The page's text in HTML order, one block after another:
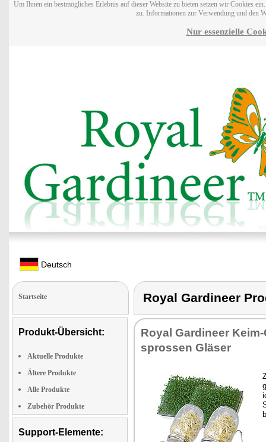
Um Ihnen ein bestmögliches Erlebnis auf dieser Website zu bieten setzen wir Cookies
zu. Informationen zur Verwendung und den
Nur essenzielle
Deutsch
Startseite
Produkt-Übersicht:
Aktuelle Produkte
Ältere Produkte
Alle Produkte
Zubehör Produkte
Support-Elemente:
Royal Gardineer
Roy­al Gar­dineer
spros­sen Glä­ser